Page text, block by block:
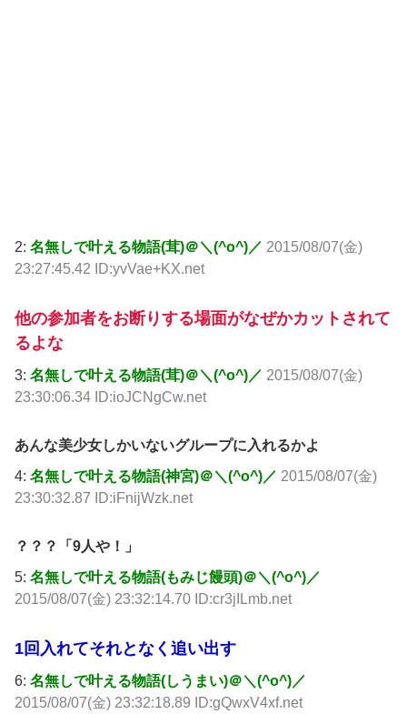
2: 名無しで叶える物語(茸)＠＼(^o^)／ 2015/08/07(金)
23:27:45.42 ID:yvVae+KX.net
他の参加者をお断りする場面がなぜかカットされて
るよな
3: 名無しで叶える物語(茸)＠＼(^o^)／ 2015/08/07(金)
23:30:06.34 ID:ioJCNgCw.net
あんな美少女しかいないグループに入れるかよ
4: 名無しで叶える物語(神宮)＠＼(^o^)／ 2015/08/07(金)
23:30:32.87 ID:iFnijWzk.net
？？？「9人や！」
5: 名無しで叶える物語(もみじ饅頭)＠＼(^o^)／
2015/08/07(金) 23:32:14.70 ID:cr3jILmb.net
1回入れてそれとなく追い出す
6: 名無しで叶える物語(しうまい)＠＼(^o^)／
2015/08/07(金) 23:32:18.89 ID:gQwxV4xf.net